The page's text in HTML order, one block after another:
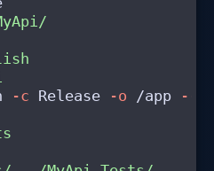
-c Release -o /app --